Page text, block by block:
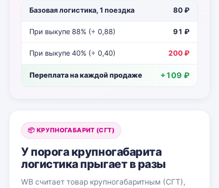
Базовая логистика, 1 поездка 80 ₽
При выкупе 88% (÷ 0,88) 91 ₽
При выкупе 40% (÷ 0,40) 200 ₽
Переплата на каждой продаже +109 ₽
📦 КРУПНОГАБАРИТ (СГТ)
У порога крупногабарита
логистика прыгает в разы
WB считает товар крупногабаритным (СГТ),